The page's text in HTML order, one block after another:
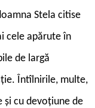
Stela citise
cele apărute în
de largă
Întîlnirile, multe,
și cu devoțiune de